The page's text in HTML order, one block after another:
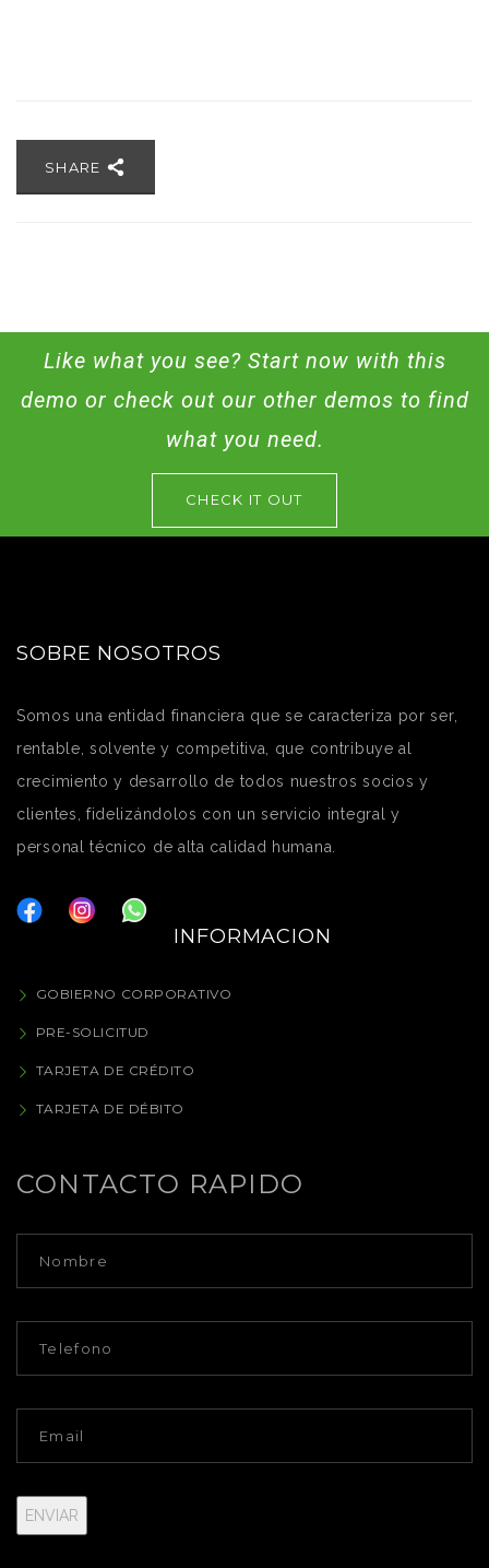
SHARE
Like what you see? Start now with this
demo or check out our other demos to find
what you need.
CHECK IT OUT
SOBRE NOSOTROS
Somos una entidad financiera que se caracteriza por ser,
rentable, solvente y competitiva, que contribuye al
crecimiento y desarrollo de todos nuestros socios y
clientes, fidelizándolos con un servicio integral y
personal técnico de alta calidad humana.
INFORMACION
GOBIERNO CORPORATIVO
PRE-SOLICITUD
TARJETA DE CRÉDITO
TARJETA DE DÉBITO
CONTACTO RAPIDO